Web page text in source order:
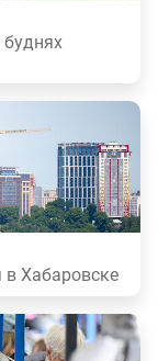
в Хабаровске